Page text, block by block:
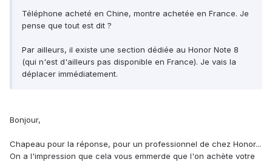
Téléphone acheté en Chine, montre achetée en France. Je
pense que tout est dit ?
Par ailleurs, il existe une section dédiée au Honor Note 8
(qui n'est d'ailleurs pas disponible en France). Je vais la
déplacer immédiatement.
Bonjour,
Chapeau pour la réponse, pour un professionnel de chez Honor...
On a l'impression que cela vous emmerde que l'on achète votre